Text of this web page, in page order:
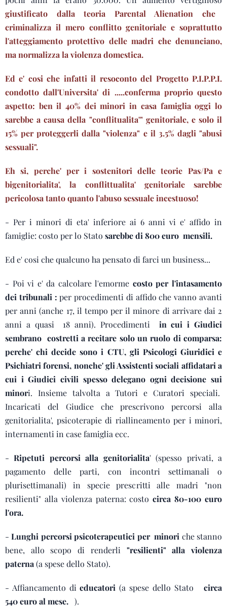
giustificato dalla teoria Parental Alienation che
criminalizza il mero conflitto genitoriale e soprattutto
l'atteggiamento protettivo delle madri che denunciano,
ma normalizza la violenza domestica.
Ed e' cosi che infatti il resoconto del Progetto P.I.P.P.I.
condotto dall'Universita' di .....conferma proprio questo
aspetto: ben il 40% dei minori in casa famiglia oggi lo
sarebbe a causa della "conflitualita'" genitoriale, e solo il
15% per proteggerli dalla "violenza" e il 3.5% dagli "abusi
sessuali".
Eh si, perche' per i sostenitori delle teorie Pas/Pa e
bigenitorialita', la conflittualita' genitoriale sarebbe
pericolosa tanto quanto l'abuso sessuale incestuoso!
- Per i minori di eta' inferiore ai 6 anni vi e' affido in
famiglie: costo per lo Stato sarebbe di 800 euro mensili.
Ed e' cosi che qualcuno ha pensato di farci un business...
- Poi vi e' da calcolare l'emorme costo per l'intasamento
dei tribunali :per procedimenti di affido che vanno avanti
per anni (anche 17, il tempo per il minore di arrivare dai 2
anni a quasi 18 anni). Procedimenti
in cui i Giudici
sembrano costretti a recitare solo un ruolo di comparsa:
perche' chi decide sono i CTU, gli Psicologi Giuridici e
Psichiatri forensi, nonche' gli Assistenti sociali affidatari a
cui i Giudici civili spesso delegano ogni decisione sui
minori. Insieme talvolta a Tutori e Curatori speciali.
Incaricati del Giudice che prescrivono percorsi alla
genitorialita', psicoterapie di riallineamento per i minori,
internamenti in case famiglia ecc.
-Ripetuti percorsi alla genitorialita' (spesso privati, a
pagamento delle parti, con incontri settimanali o
plurisettimanali) in specie prescritti alle madri "non
resilienti" alla violenza paterna: costocirca 80-100 euro
l'ora.
-Lunghi percorsi psicoterapeutici per minori che stanno
bene, allo scopo di renderli "resilienti" alla violenza
paterna(a spese dello Stato).
- Affiancamento dieducatori (a spese dello Statocirca
540 euro al mese. ).